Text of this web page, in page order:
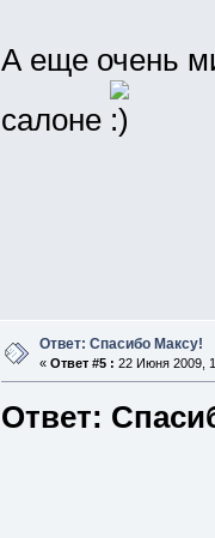
А еще очень
салоне
Ответ: Спасибо Максу!
« Ответ #5 : 22 Июня 2009,
Ответ: